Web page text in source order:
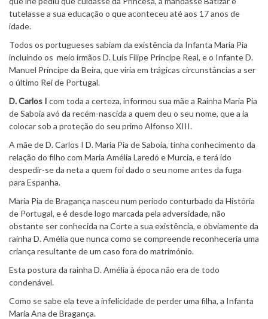
tutelasse a sua educação o que aconteceu até aos 17 anos de
idade.
Todos os portugueses sabiam da existência da Infanta Maria Pia
incluindo os meio irmãos D. Luís Filipe Príncipe Real, e o Infante D.
Manuel Príncipe da Beira, que viria em trágicas circunstâncias a ser
o último Rei de Portugal.
D. Carlos I com toda a certeza, informou sua mãe a Rainha Maria Pia
de Saboia avó da recém-nascida a quem deu o seu nome, que a ia
colocar sob a proteção do seu primo Alfonso XIII.
A mãe de D. Carlos I D. Maria Pia de Saboia, tinha conhecimento da
relação do filho com Maria Amélia Laredó e Murcia, e terá ido
despedir-se da neta a quem foi dado o seu nome antes da fuga
para Espanha.
Maria Pia de Bragança nasceu num período conturbado da História
de Portugal, e é desde logo marcada pela adversidade, não
obstante ser conhecida na Corte a sua existência, e obviamente da
rainha D. Amélia que nunca como se compreende reconheceria uma
criança resultante de um caso fora do matrimónio.
Esta postura da rainha D. Amélia à época não era de todo
condenável.
Como se sabe ela teve a infelicidade de perder uma filha, a Infanta
Maria Ana de Bragança.